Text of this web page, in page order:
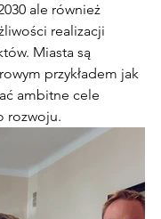
ale również
realizacji
Miasta są
przykładem jak
ambitne cele
rozwoju.